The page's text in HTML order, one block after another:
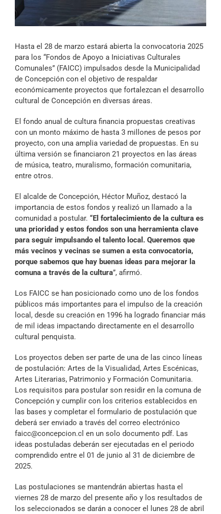
Archivo Sonoro
Hasta el 28 de marzo estará abierta la convocatoria 2025
para los “Fondos de Apoyo a Iniciativas Culturales
Comunales” (FAICC) impulsados desde la Municipalidad
de Concepción con el objetivo de respaldar
económicamente proyectos que fortalezcan el desarrollo
cultural de Concepción en diversas áreas.
El fondo anual de cultura financia propuestas creativas
con un monto máximo de hasta 3 millones de pesos por
proyecto, con una amplia variedad de propuestas. En su
última versión se financiaron 21 proyectos en las áreas
de música, teatro, muralismo, formación comunitaria,
entre otros.
El alcalde de Concepción, Héctor Muñoz, destacó la
importancia de estos fondos y realizó un llamado a la
comunidad a postular. “El fortalecimiento de la cultura es
una prioridad y estos fondos son una herramienta clave
para seguir impulsando el talento local. Queremos que
más vecinos y vecinas se sumen a esta convocatoria,
porque sabemos que hay buenas ideas para mejorar la
comuna a través de la cultura”, afirmó.
Los FAICC se han posicionado como uno de los fondos
públicos más importantes para el impulso de la creación
local, desde su creación en 1996 ha logrado financiar más
de mil ideas impactando directamente en el desarrollo
cultural penquista.
Los proyectos deben ser parte de una de las cinco líneas
de postulación: Artes de la Visualidad, Artes Escénicas,
Artes Literarias, Patrimonio y Formación Comunitaria.
Los requisitos para postular son residir en la comuna de
Concepción y cumplir con los criterios establecidos en
las bases y completar el formulario de postulación que
deberá ser enviado a través del correo electrónico
faicc@concepcion.cl en un solo documento pdf. Las
ideas postuladas deberán ser ejecutadas en el periodo
comprendido entre el 01 de junio al 31 de diciembre de
2025.
Las postulaciones se mantendrán abiertas hasta el
viernes 28 de marzo del presente año y los resultados de
los seleccionados se darán a conocer el lunes 28 de abril